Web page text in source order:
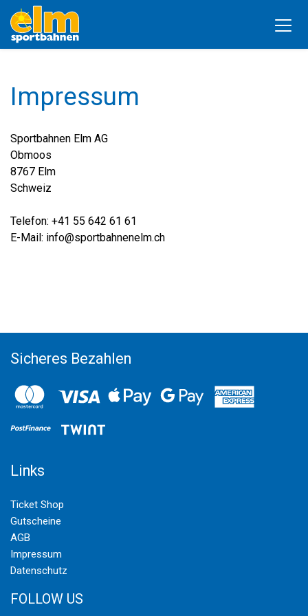
Impressum
Sportbahnen Elm AG
Obmoos
8767 Elm
Schweiz
Telefon: +41 55 642 61 61
E-Mail: info@sportbahnenelm.ch
Sicheres Bezahlen
Links
Ticket Shop
Gutscheine
AGB
Impressum
Datenschutz
FOLLOW US